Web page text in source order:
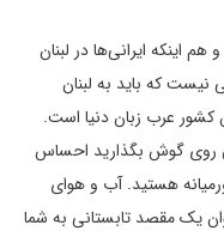
اینکه ایرانی‌ها در لبنان
نیست که باید به لبنان
کشور عرب زبان دنیا است.
روی گوش بگذارید احساس
هستید. آب و هوای
یک مقصد تابستانی به شما